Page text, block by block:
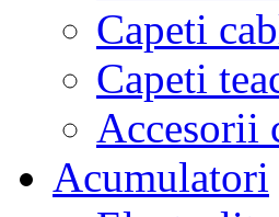
Capeti
Capeti
Accesorii
Acumulatori